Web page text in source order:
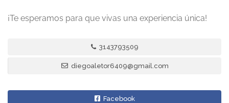
¡Te esperamos para que vivas una experiencia única!
3143793509
diegoaletor6409@gmail.com
Facebook